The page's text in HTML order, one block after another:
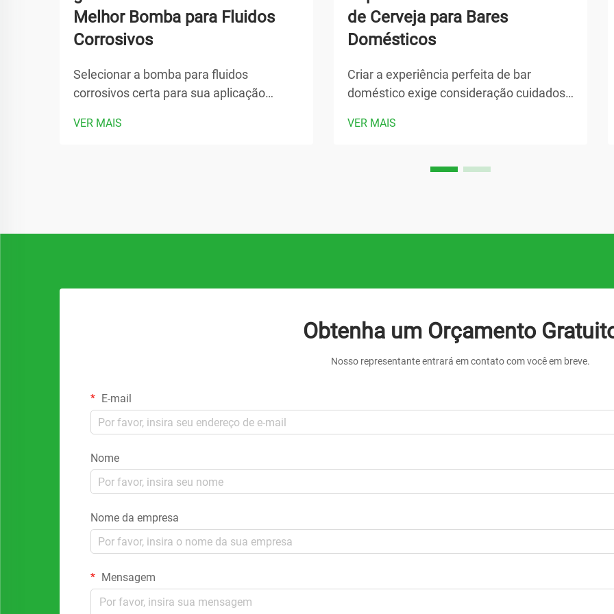
Melhor Bomba para Fluidos
Corrosivos
Selecionar a bomba para fluidos
corrosivos certa para sua aplicação
operacional, segurança e custo-
VER MAIS
de Cerveja para Bares
Domésticos
Criar a experiência perfeita de bar
doméstico exige consideração cuidadosa
resultados consistentes e de qualidade
críticos para qualquer configuração séria
VER MAIS
Obtenha um Orçamento
Nosso representante entrará em contato com você em breve.
E-mail
Nome
Nome da empresa
Mensagem